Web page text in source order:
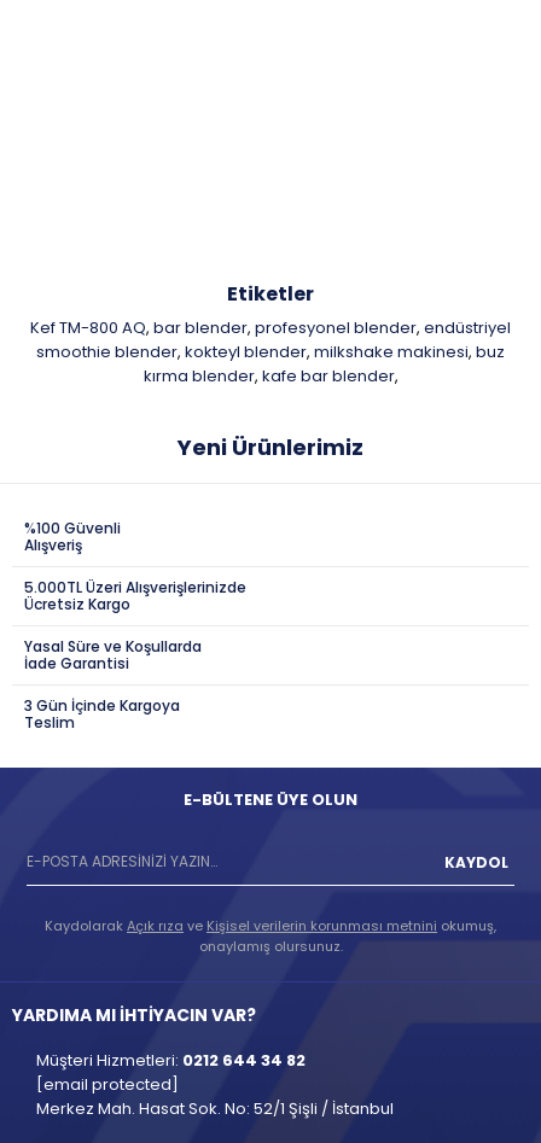
Etiketler
Kef TM-800 AQ, bar blender, profesyonel blender, endüstriyel
smoothie blender, kokteyl blender, milkshake makinesi, buz
kırma blender, kafe bar blender,
Yeni Ürünlerimiz
%100 Güvenli
Alışveriş
5.000TL Üzeri Alışverişlerinizde
Ücretsiz Kargo
Yasal Süre ve Koşullarda
İade Garantisi
3 Gün İçinde Kargoya
Teslim
E-BÜLTENE ÜYE OLUN
KAYDOL
KaydolarakAçık rıza ve Kişisel verilerin korunması metnini okumuş,
onaylamış olursunuz.
YARDIMA MI İHTİYACIN VAR?
Müşteri Hizmetleri: 0212 644 34 82
[email protected]
Merkez Mah. Hasat Sok. No: 52/1 Şişli / İstanbul